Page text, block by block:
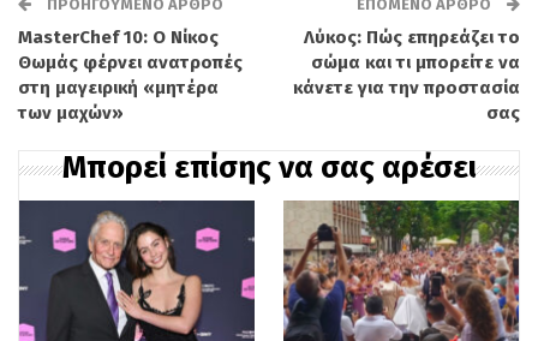
θάλασσα, όπου η τέχνη αποτελεί τον
κεντρικό πυλώνα έκφρασης.
Στο πλαίσιο των εγκαινίων,
παρουσιάστηκε το πρόγραμμα σύγχρονης
τέχνης «States of Motion». Πάνω στο
ηλιόλουστο κατάστρωμα των 350 τ.μ.,
περισσότεροι από 30 διεθνείς καλλιτέχνες,
ανάμεσά τους οι Marina Abramović,
ΠΡΟΗΓΟΎΜΕΝΟ ΆΡΘΡΟ
MasterChef 10: Ο Νίκος
Θωμάς φέρνει ανατροπές
στη μαγειρική «μητέρα
των μαχών»
ΕΠΌΜΕΝΟ ΆΡΘΡΟ
Λύκος: Πώς επηρεάζει το
σώμα και τι μπορείτε να
κάνετε για την προστασία
σας
Μπορεί επίσης να σας αρέσει